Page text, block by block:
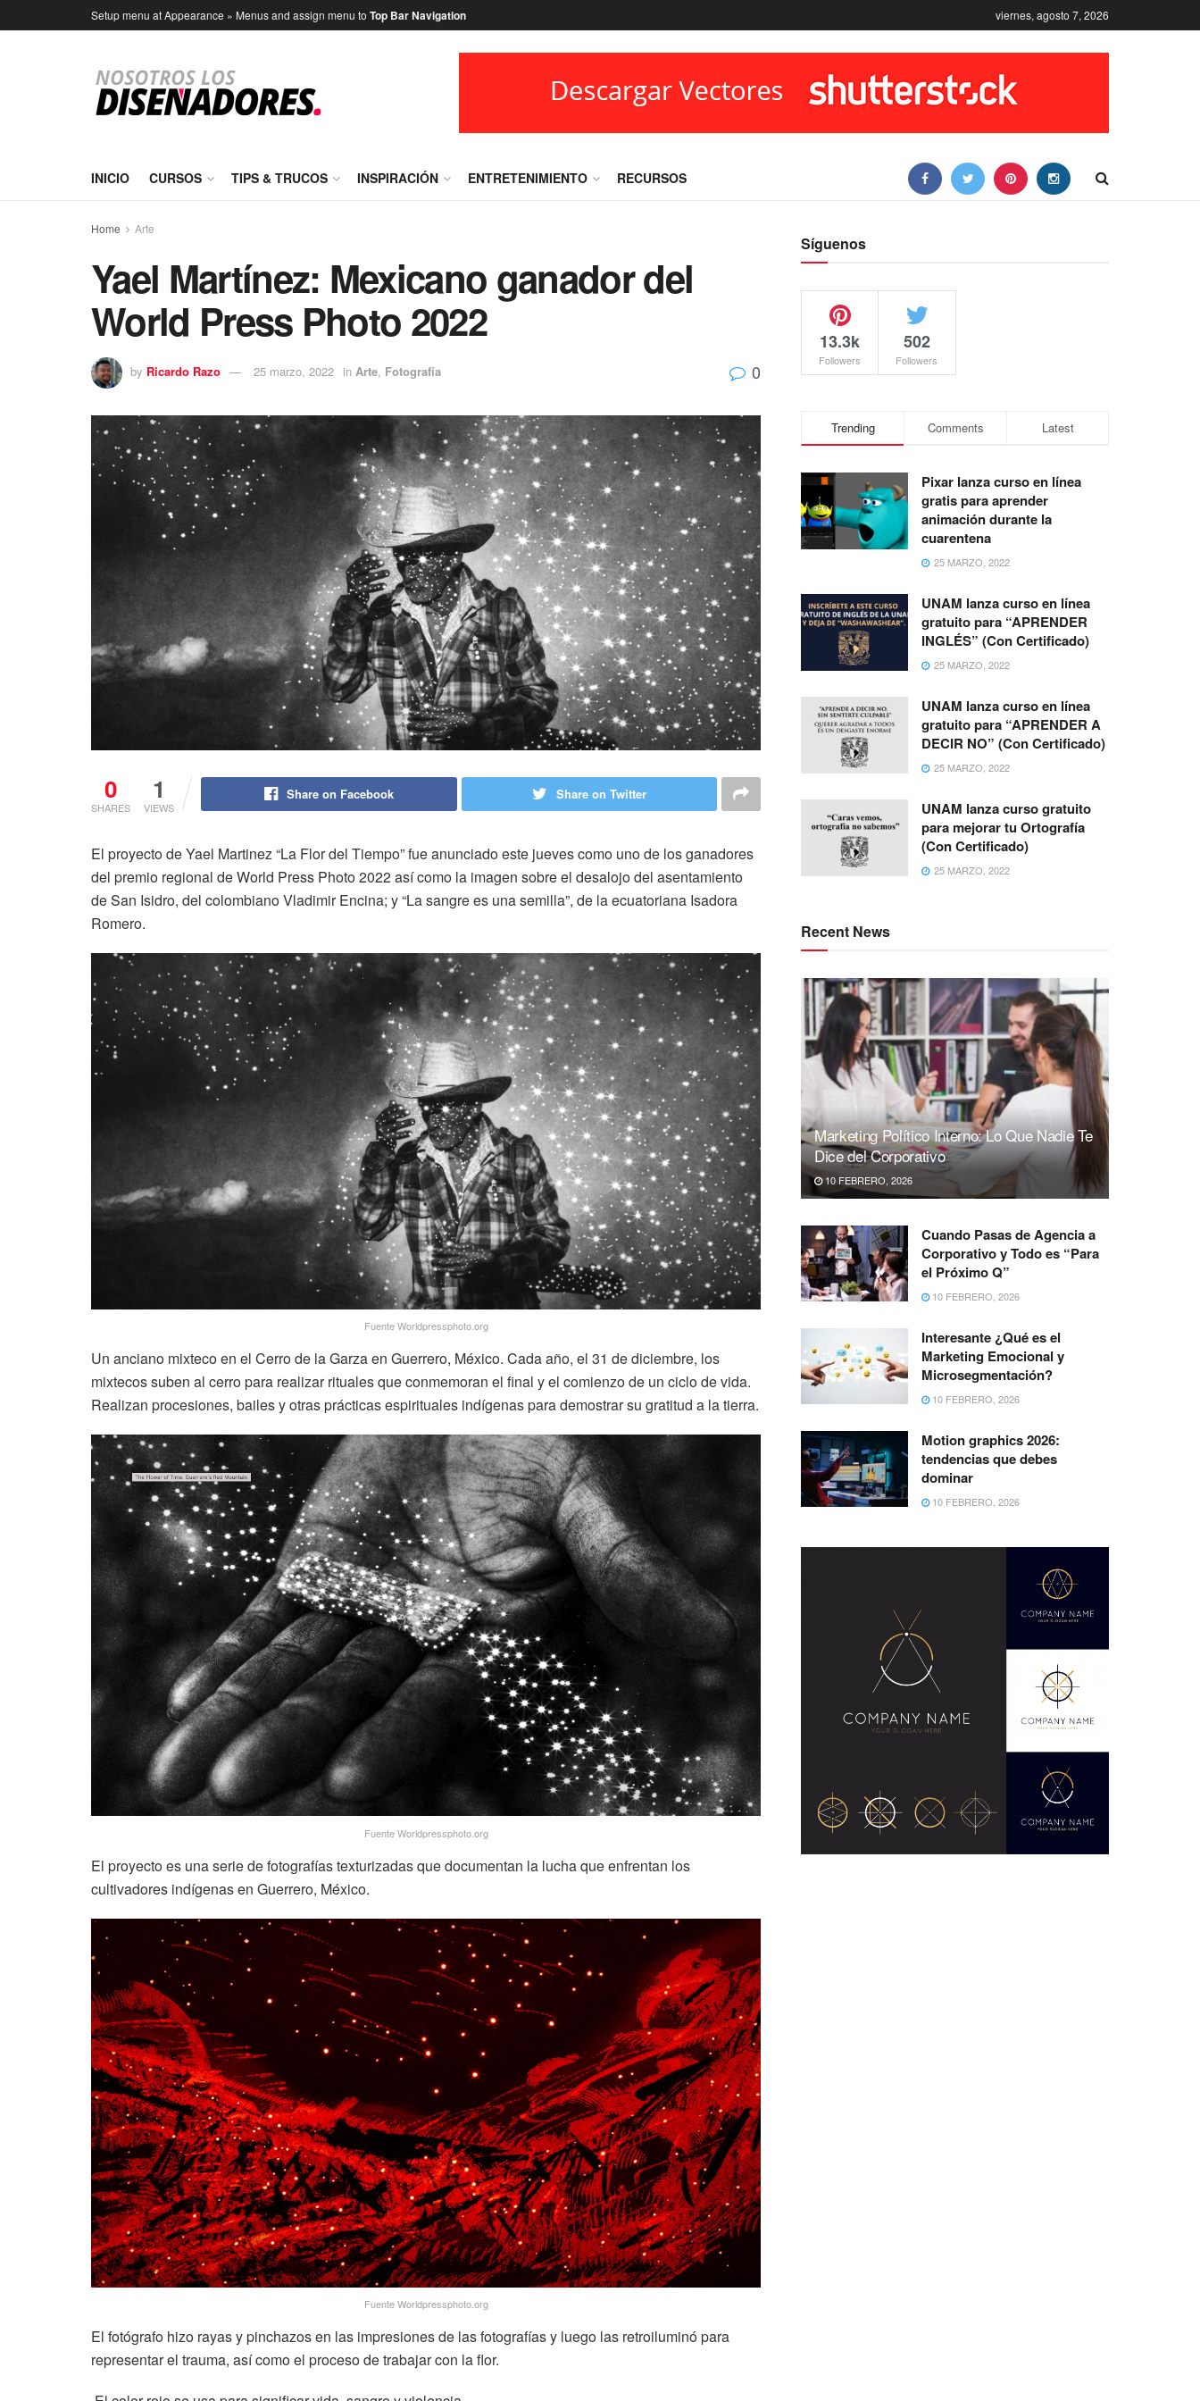
Setup menu at Appearance » Menus and assign menu to Top Bar Navigation viernes, agosto 7, 2026
INICIO CURSOS TIPS & TRUCOS INSPIRACIÓN ENTRETENIMIENTO RECURSOS
Home Arte
Yael Martínez: Mexicano ganador del
World Press Photo 2022
by Ricardo Razo 25 marzo, 2022 in Arte, Fotografía 0
0
SHARES
1
VIEWS
Share on Facebook Share on Twitter
El proyecto de Yael Martinez “La Flor del Tiempo” fue anunciado este jueves como uno de los ganadores
del premio regional de World Press Photo 2022 así como la imagen sobre el desalojo del asentamiento
de San Isidro, del colombiano Vladimir Encina; y “La sangre es una semilla”, de la ecuatoriana Isadora
Romero.
Fuente Worldpressphoto.org
Un anciano mixteco en el Cerro de la Garza en Guerrero, México. Cada año, el 31 de diciembre, los
mixtecos suben al cerro para realizar rituales que conmemoran el final y el comienzo de un ciclo de vida.
Realizan procesiones, bailes y otras prácticas espirituales indígenas para demostrar su gratitud a la tierra.
Fuente Worldpressphoto.org
El proyecto es una serie de fotografías texturizadas que documentan la lucha que enfrentan los
cultivadores indígenas en Guerrero, México.
Fuente Worldpressphoto.org
El fotógrafo hizo rayas y pinchazos en las impresiones de las fotografías y luego las retroiluminó para
representar el trauma, así como el proceso de trabajar con la flor.
Síguenos
13.3k
Followers
502
Followers
Trending Comments Latest
Pixar lanza curso en línea
gratis para aprender
animación durante la
cuarentena
25 MARZO, 2022
UNAM lanza curso en línea
gratuito para “APRENDER
INGLÉS” (Con Certificado)
25 MARZO, 2022
UNAM lanza curso en línea
gratuito para “APRENDER A
DECIR NO” (Con Certificado)
25 MARZO, 2022
UNAM lanza curso gratuito
para mejorar tu Ortografía
(Con Certificado)
25 MARZO, 2022
Recent News
Marketing Político Interno: Lo Que Nadie Te
Dice del Corporativo
10 FEBRERO, 2026
Cuando Pasas de Agencia a
Corporativo y Todo es “Para
el Próximo Q”
10 FEBRERO, 2026
Interesante ¿Qué es el
Marketing Emocional y
Microsegmentación?
10 FEBRERO, 2026
Motion graphics 2026:
tendencias que debes
dominar
10 FEBRERO, 2026